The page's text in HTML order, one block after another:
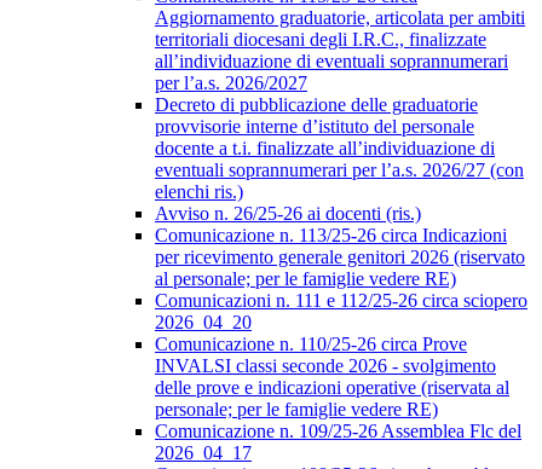
Aggiornamento graduatorie, articolata per ambiti
territoriali diocesani degli I.R.C., finalizzate
all’individuazione di eventuali soprannumerari
per l’a.s. 2026/2027
Decreto di pubblicazione delle graduatorie
provvisorie interne d’istituto del personale
docente a t.i. finalizzate all’individuazione di
eventuali soprannumerari per l’a.s. 2026/27 (con
elenchi ris.)
Avviso n. 26/25-26 ai docenti (ris.)
Comunicazione n. 113/25-26 circa Indicazioni
per ricevimento generale genitori 2026 (riservato
al personale; per le famiglie vedere RE)
Comunicazioni n. 111 e 112/25-26 circa sciopero
2026_04_20
Comunicazione n. 110/25-26 circa Prove
INVALSI classi seconde 2026 - svolgimento
delle prove e indicazioni operative (riservata al
personale; per le famiglie vedere RE)
Comunicazione n. 109/25-26 Assemblea Flc del
2026_04_17